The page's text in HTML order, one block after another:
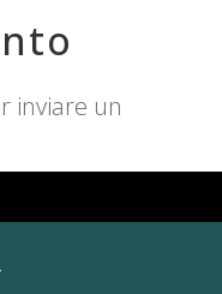
inviare un